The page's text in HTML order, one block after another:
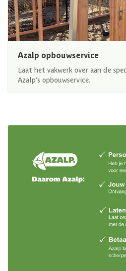
Azalp opbouwservice
Laat het vakwerk over aan de
Azalp’s opbouwservice.